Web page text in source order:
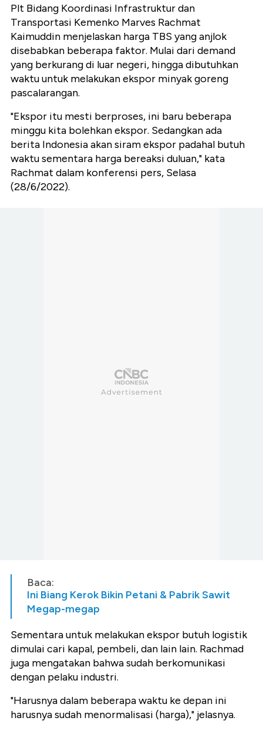
Plt Bidang Koordinasi Infrastruktur dan
Transportasi Kemenko Marves Rachmat
Kaimuddin menjelaskan harga TBS yang anjlok
disebabkan beberapa faktor. Mulai dari demand
yang berkurang di luar negeri, hingga dibutuhkan
waktu untuk melakukan ekspor minyak goreng
pascalarangan.
"Ekspor itu mesti berproses, ini baru beberapa
minggu kita bolehkan ekspor. Sedangkan ada
berita Indonesia akan siram ekspor padahal butuh
waktu sementara harga bereaksi duluan," kata
Rachmat dalam konferensi pers, Selasa
(28/6/2022).
Baca:
Ini Biang Kerok Bikin Petani & Pabrik Sawit
Megap-megap
Sementara untuk melakukan ekspor butuh logistik
dimulai cari kapal, pembeli, dan lain lain. Rachmad
juga mengatakan bahwa sudah berkomunikasi
dengan pelaku industri.
"Harusnya dalam beberapa waktu ke depan ini
harusnya sudah menormalisasi (harga)," jelasnya.